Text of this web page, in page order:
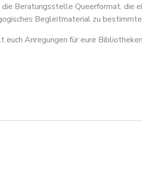
Beratungsstelle Queerformat, die
Begleitmaterial zu
euch Anregungen für eure